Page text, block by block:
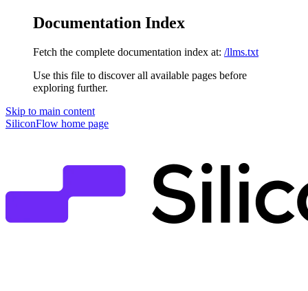
Documentation Index
Fetch the complete documentation index at: /llms.txt
Use this file to discover all available pages before
exploring further.
Skip to main content
SiliconFlow home page